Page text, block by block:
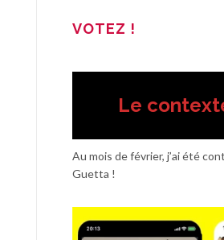
VOTEZ !
Le
Au mois de février, j’ai été
Guetta !